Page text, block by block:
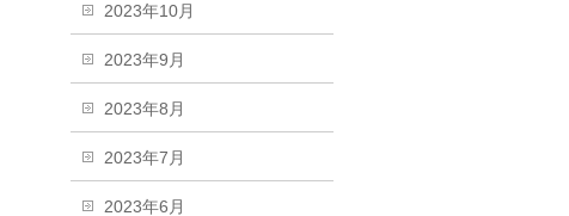
2023年10月
2023年9月
2023年8月
2023年7月
2023年6月